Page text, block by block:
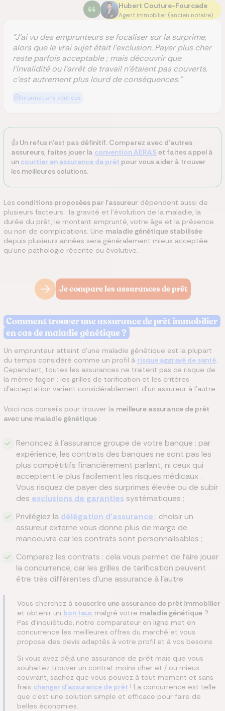
Hubert Couture-Fourcade
Agent immobilier (ancien notaire)
"J’ai vu des emprunteurs se focaliser sur la surprime,
alors que le vrai sujet était l’exclusion. Payer plus cher
reste parfois acceptable ; mais découvrir que
l’invalidité ou l’arrêt de travail n’étaient pas couverts,
c’est autrement plus lourd de conséquences."
Informations vérifiées
👍 Un refus n’est pas définitif. Comparez avec d’autres
assureurs, faites jouer la convention AERAS et faites appel à
un courtier en assurance de prêt pour vous aider à trouver
les meilleures solutions.
Les conditions proposées par l’assureur dépendent aussi de
plusieurs facteurs : la gravité et l’évolution de la maladie, la
durée du prêt, le montant emprunté, votre âge et la présence
ou non de complications. Une maladie génétique stabilisée
depuis plusieurs années sera généralement mieux acceptée
qu’une pathologie récente ou évolutive.
Je compare les assurances de prêt
Comment trouver une assurance de prêt immobilier
en cas de maladie génétique ?
Un emprunteur atteint d'une maladie génétique est la plupart
du temps considéré comme un profil à risque aggravé de santé.
Cependant, toutes les assurances ne traitent pas ce risque de
la même façon : les grilles de tarification et les critères
d'acceptation varient considérablement d'un assureur à l'autre.
Voici nos conseils pour trouver la meilleure assurance de prêt
avec une maladie génétique :
Renoncez à l'assurance groupe de votre banque : par
expérience, les contrats des banques ne sont pas les
plus compétitifs financièrement parlant, ni ceux qui
acceptent le plus facilement les risques médicaux .
Vous risquez de payer des surprimes élevée ou de subir
des exclusions de garanties systématiques ;
Privilégiez la délégation d'assurance : choisir un
assureur externe vous donne plus de marge de
manoeuvre car les contrats sont personnalisables ;
Comparez les contrats : cela vous permet de faire jouer
la concurrence, car les grilles de tarification peuvent
être très différentes d’une assurance à l’autre.
Vous cherchez à souscrire une assurance de prêt immobilier
et obtenir un bon taux malgré votre maladie génétique ?
Pas d'inquiétude, notre comparateur en ligne met en
concurrence les meilleures offres du marché et vous
propose des devis adaptés à votre profil et à vos besoins.
Si vous avez déjà une assurance de prêt mais que vous
souhaitez trouver un contrat moins cher et / ou mieux
couvrant, sachez que vous pouvez à tout moment et sans
frais changer d'assurance de prêt ! La concurrence est telle
que c'est une solution simple et efficace pour faire de
belles économies.